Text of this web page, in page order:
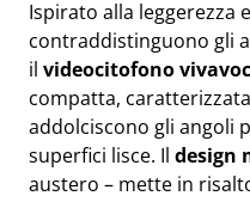
Ispirato alla leggerezza
contraddistinguono gli
il videocitofono
compatta,
addolciscono gli angoli
superfici lisce. Il design
austero – mette in